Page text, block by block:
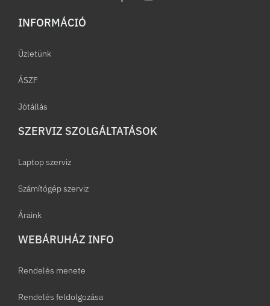
INFORMÁCIÓ​
Üzletünk
ÁSZF
Jótállás
SZERVIZ SZOLGÁLTATÁSOK
Laptop szerviz
Számítógép szerviz
Áraink
WEBÁRUHÁZ INFO
Rendelés menete
Rendelés feldolgozása